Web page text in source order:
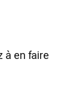
à en faire